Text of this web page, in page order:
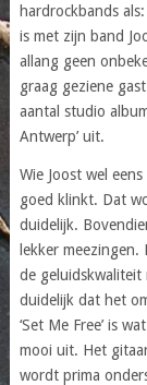
hardrockbands
is met zijn band
allang geen
graag geziene
aantal studio
Antwerp’ uit.
Wie Joost wel
goed klinkt. Dat
duidelijk.
lekker meezingen.
de
duidelijk dat het
‘Set Me Free’ is
mooi uit. Het
wordt prima